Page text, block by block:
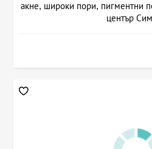
акне, широки пори, пигментни
център